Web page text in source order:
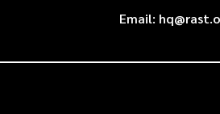
Email: